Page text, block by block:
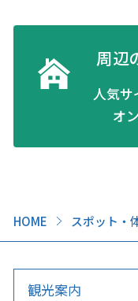
HOME スポット・
周辺
人気
オ
観光案内